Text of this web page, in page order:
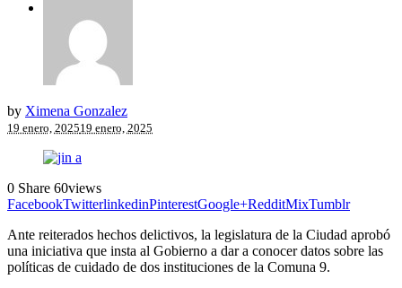
by Ximena Gonzalez
19 enero, 202519 enero, 2025
0 Share 60views
FacebookTwitterlinkedinPinterestGoogle+RedditMixTumblr
Ante reiterados hechos delictivos, la legislatura de la Ciudad aprobó
una iniciativa que insta al Gobierno a dar a conocer datos sobre las
políticas de cuidado de dos instituciones de la Comuna 9.